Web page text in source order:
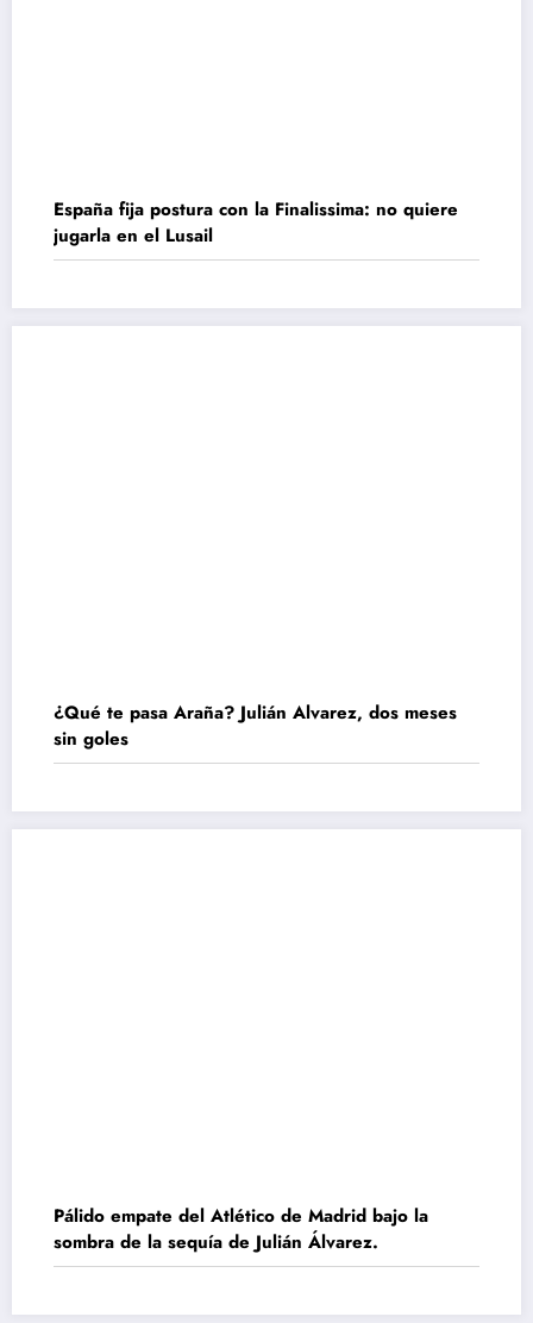
España fija postura con la Finalissima: no quiere
jugarla en el Lusail
¿Qué te pasa Araña? Julián Alvarez, dos meses
sin goles
Pálido empate del Atlético de Madrid bajo la
sombra de la sequía de Julián Álvarez.